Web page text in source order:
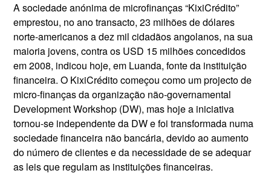
A sociedade anónima de microfinanças “KixiCrédito”
emprestou, no ano transacto, 23 milhões de dólares
norte-americanos a dez mil cidadãos angolanos, na sua
maioria jovens, contra os USD 15 milhões concedidos
em 2008, indicou hoje, em Luanda, fonte da instituição
financeira. O KixiCrédito começou como um projecto de
micro-finanças da organização não-governamental
Development Workshop (DW), mas hoje a iniciativa
tornou-se independente da DW e foi transformada numa
sociedade financeira não bancária, devido ao aumento
do número de clientes e da necessidade de se adequar
as leis que regulam as instituições financeiras.